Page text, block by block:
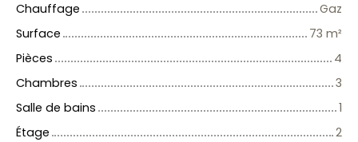
Chauffage
Gaz
Surface
73 m²
Pièces
4
Chambres
3
Salle de bains
1
Étage
2